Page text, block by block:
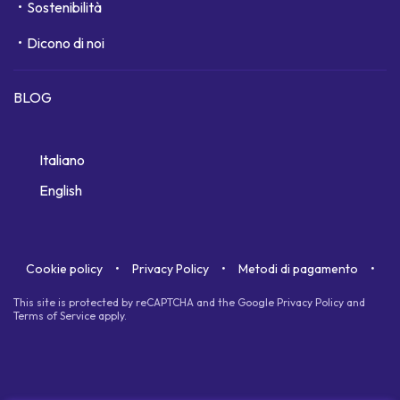
Sostenibilità
Dicono di noi
BLOG
Italiano
English
Cookie policy Privacy Policy Metodi di pagamento
This site is protected by reCAPTCHA and the Google Privacy Policy and
Terms of Service apply.